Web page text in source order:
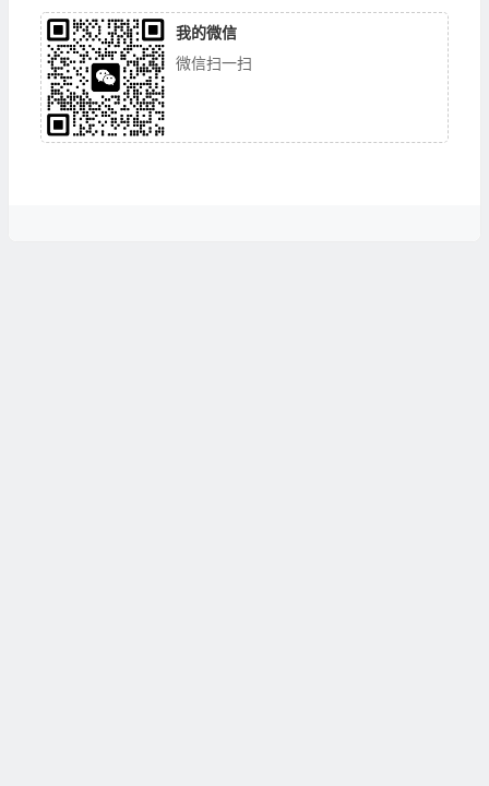
我的微信
微信扫一扫